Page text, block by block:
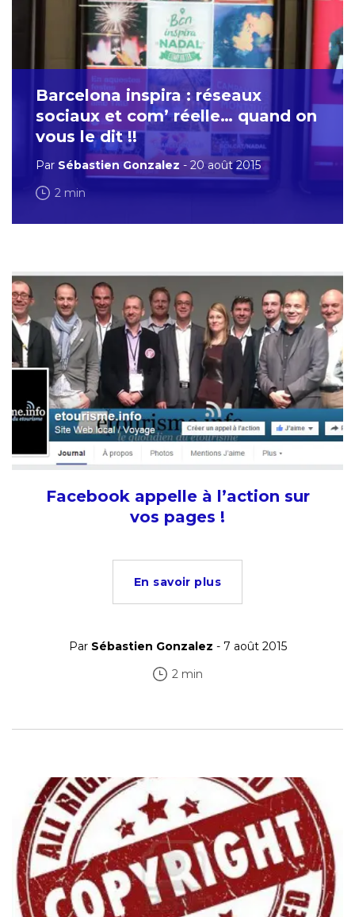
Barcelona inspira : réseaux
sociaux et com’ réelle… quand on
vous le dit !!
Par Sébastien Gonzalez - 20 août 2015
2 min
Facebook appelle à l’action sur
vos pages !
En savoir plus
Par Sébastien Gonzalez - 7 août 2015
2 min